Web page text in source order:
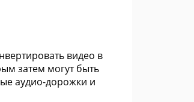
видео в
затем могут быть
аудио-дорожки и